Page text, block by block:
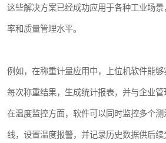
这些解决方案已经成功应用于各种工业场
率和质量管理水平。
例如，在称重计量应用中，上位机软件能
每次称重结果，生成统计报表，并与企业管
在温度监控方面，软件可以同时监控多个
线，设置温度报警，并记录历史数据供后续